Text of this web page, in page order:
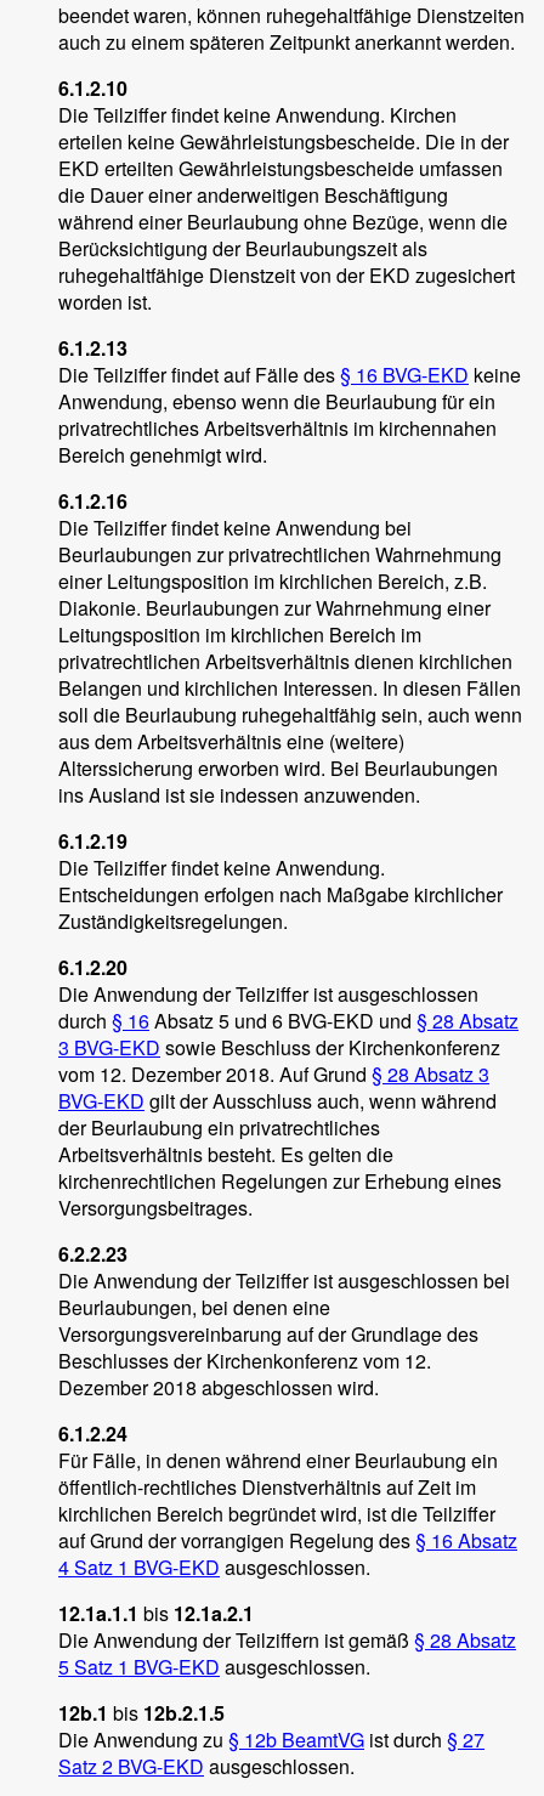
beendet waren, können ruhegehaltfähige Dienstzeiten
auch zu einem späteren Zeitpunkt anerkannt werden.
6.1.2.10
Die Teilziffer findet keine Anwendung. Kirchen
erteilen keine Gewährleistungsbescheide. Die in der
EKD erteilten Gewährleistungsbescheide umfassen
die Dauer einer anderweitigen Beschäftigung
während einer Beurlaubung ohne Bezüge, wenn die
Berücksichtigung der Beurlaubungszeit als
ruhegehaltfähige Dienstzeit von der EKD zugesichert
worden ist.
6.1.2.13
Die Teilziffer findet auf Fälle des§ 16 BVG-EKD keine
Anwendung, ebenso wenn die Beurlaubung für ein
privatrechtliches Arbeitsverhältnis im kirchennahen
Bereich genehmigt wird.
6.1.2.16
Die Teilziffer findet keine Anwendung bei
Beurlaubungen zur privatrechtlichen Wahrnehmung
einer Leitungsposition im kirchlichen Bereich, z.B.
Diakonie. Beurlaubungen zur Wahrnehmung einer
Leitungsposition im kirchlichen Bereich im
privatrechtlichen Arbeitsverhältnis dienen kirchlichen
Belangen und kirchlichen Interessen. In diesen Fällen
soll die Beurlaubung ruhegehaltfähig sein, auch wenn
aus dem Arbeitsverhältnis eine (weitere)
Alterssicherung erworben wird. Bei Beurlaubungen
ins Ausland ist sie indessen anzuwenden.
6.1.2.19
Die Teilziffer findet keine Anwendung.
Entscheidungen erfolgen nach Maßgabe kirchlicher
Zuständigkeitsregelungen.
6.1.2.20
Die Anwendung der Teilziffer ist ausgeschlossen
durch § 16Absatz 5 und 6 BVG-EKD und § 28 Absatz
3 BVG-EKD sowie Beschluss der Kirchenkonferenz
vom 12. Dezember 2018. Auf Grund § 28 Absatz 3
BVG-EKD gilt der Ausschluss auch, wenn während
der Beurlaubung ein privatrechtliches
Arbeitsverhältnis besteht. Es gelten die
kirchenrechtlichen Regelungen zur Erhebung eines
Versorgungsbeitrages.
6.2.2.23
Die Anwendung der Teilziffer ist ausgeschlossen bei
Beurlaubungen, bei denen eine
Versorgungsvereinbarung auf der Grundlage des
Beschlusses der Kirchenkonferenz vom 12.
Dezember 2018 abgeschlossen wird.
6.1.2.24
Für Fälle, in denen während einer Beurlaubung ein
öffentlich-rechtliches Dienstverhältnis auf Zeit im
kirchlichen Bereich begründet wird, ist die Teilziffer
auf Grund der vorrangigen Regelung des§ 16 Absatz
4 Satz 1 BVG-EKD ausgeschlossen.
12.1a.1.1 bis 12.1a.2.1
Die Anwendung der Teilziffern ist gemäß § 28 Absatz
5 Satz 1 BVG-EKD ausgeschlossen.
12b.1 bis 12b.2.1.5
Die Anwendung zu § 12b BeamtVG ist durch § 27
Satz 2 BVG-EKD ausgeschlossen.